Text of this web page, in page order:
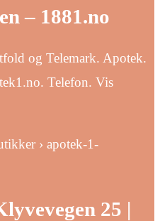
– 1881.no
og Telemark. Apotek.
Telefon. Vis
› apotek-1-
25 |